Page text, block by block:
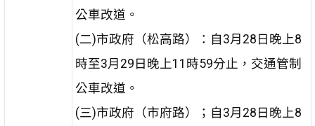
公車改道。
(二)市政府（松高路）：自3月28日晚上8
時至3月29日晚上11時59分止，交通管制
公車改道。
(三)市政府（市府路）；自3月28日晚上8